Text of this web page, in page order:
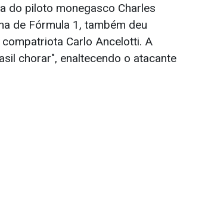
do piloto monegasco Charles
de Fórmula 1, também deu
Carlo Ancelotti. A
chorar", enaltecendo o atacante